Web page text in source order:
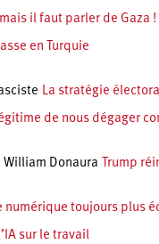
il faut parler de Gaza !
en Turquie
La stratégie
de nous dégager
William Donaura Trump
numérique toujours plus
sur le travail